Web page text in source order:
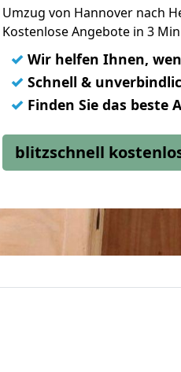
Umzug von Hannover nach
Kostenlose Angebote in 3
✓ Wir helfen Ihnen,
✓ Schnell &
✓ Finden Sie das beste
blitzschnell